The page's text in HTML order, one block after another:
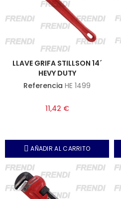
LLAVE GRIFA STILLSON 14´
HEVY DUTY
Referencia HE 1499
11,42 €
AÑADIR AL CARRITO